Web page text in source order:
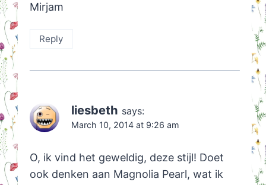
Mirjam
Reply
liesbeth says:
March 10, 2014 at 9:26 am
O, ik vind het geweldig, deze stijl! Doet
ook denken aan Magnolia Pearl, wat ik